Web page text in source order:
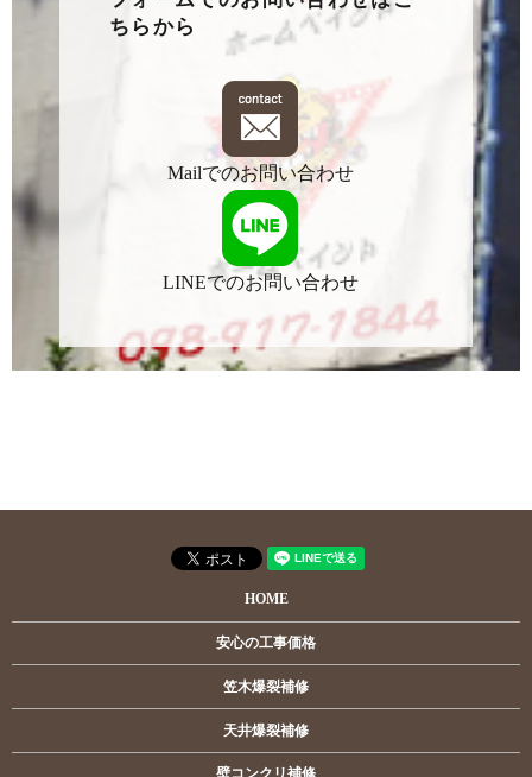
ちらから
Mailでのお問い合わせ
LINEでのお問い合わせ
HOME
安心の工事価格
笠木爆裂補修
天井爆裂補修